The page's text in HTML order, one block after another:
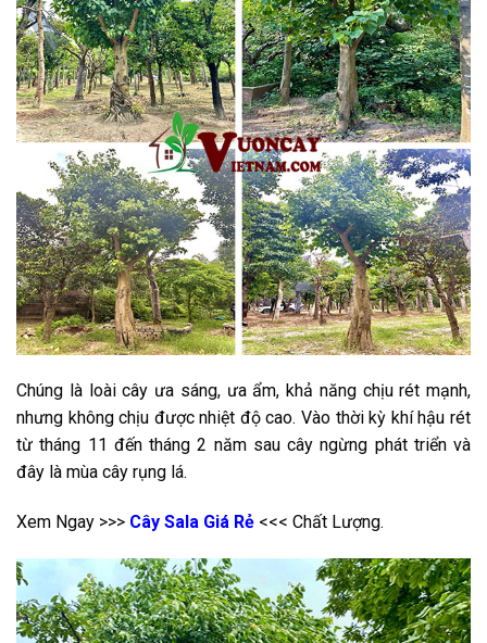
Chúng là loài cây ưa sáng, ưa ẩm, khả năng chịu rét mạnh,
nhưng không chịu được nhiệt độ cao. Vào thời kỳ khí hậu rét
từ tháng 11 đến tháng 2 năm sau cây ngừng phát triển và
đây là mùa cây rụng lá.
Xem Ngay >>> Cây Sala Giá Rẻ <<< Chất Lượng.